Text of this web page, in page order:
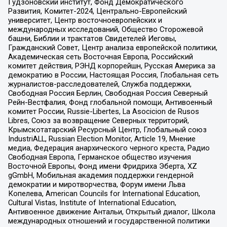
Гудзоновский институт, Фонд Демократического
Развития, Комитет-2024, Центрально-Европейский
университет, Центр восточноевропейских и
международных исследований, Общество Сторожевой
башни, Библии и трактатов Свидетелей Иеговы,
Гражданский Совет, Центр анализа европейской политики,
Академическая сеть Восточная Европа, Российский
комитет действия, РЭНД корпорейшн, Русская Америка за
демократию в России, Настоящая Россия, Глобальная сеть
журналистов-расследователей, Служба поддержки,
Свободная Россия Берлин, Свободная Россия Северный
Рейн-Вестфалия, Фонд глобальной помощи, Антивоенный
комитет России, Russie-Libertes, La Asocicion de Rusos
Libres, Союз за возвращение Северных территорий,
Крымскотатарский Ресурсный Центр, Глобальный союз
IndustriALL, Russian Election Monitor, Article 19, Мнение
медиа, Федерация анархического черного креста, Радио
Свободная Европа, Германское общество изучения
Восточной Европы, Фонд имени Фридриха Эберта, XZ
gGmbH, Мобильная академия поддержки гендерной
демократии и миротворчества, Форум имени Льва
Копелева, American Councils for International Education,
Cultural Vistas, Institute of International Education,
Антивоенное движение Антальи, Открытый диалог, Школа
международных отношений и государственной политики